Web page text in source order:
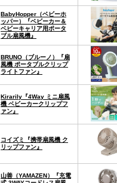
BabyHopper（ベビーホ
ッパー）『ベビーカー＆
ベビーキャリア用ポータ
ブル扇風機』
BRUNO（ブルーノ）『扇
風機 ポータブルクリップ
ライトファン』
Kirarily『4Way ミニ扇風
機 ベビーカークリップフ
ァン』
コイズミ『携帯扇風機 ク
リップファン』
山善（YAMAZEN）『充電